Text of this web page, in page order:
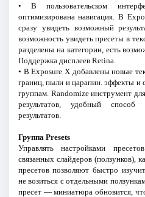
• В пользовательском
оптимизирована навигация. В
сразу увидеть возможный
возможность увидеть пресеты в
разделены на категории, есть
Поддержка дисплеев Retina.
• В Exposure Х добавлены новые
границ, пыли и царапин. эффекты и
группам. Randomize инструмент
результатов, удобный
результатов.
Группа Presets
Управлять настройками
связанных слайдеров (ползунков),
пресетов позволяют быстро
не возиться с отдельными
пресет — миниатюра обновится,